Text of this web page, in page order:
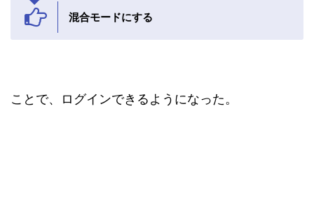
混合モードにする
ことで、ログインできるようになった。